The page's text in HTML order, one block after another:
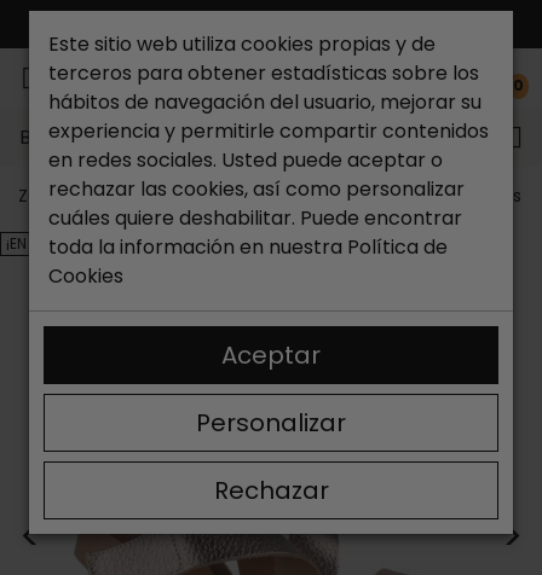
0
Buscar...
Zapateria Catchalot Outlet zapatos Outlet zapatos
¡EN OFERTA!
< >
Este sitio web utiliza cookies propias y de
terceros para obtener estadísticas sobre los
hábitos de navegación del usuario, mejorar su
experiencia y permitirle compartir contenidos
en redes sociales. Usted puede aceptar o
rechazar las cookies, así como personalizar
cuáles quiere deshabilitar. Puede encontrar
toda la información en nuestra Política de
Cookies
Rechazar
Personalizar
Aceptar